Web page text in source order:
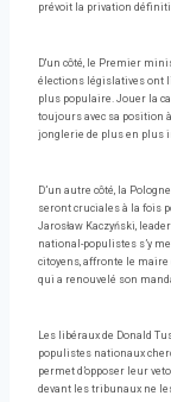
prévoit la privation
D'un côté, le Premier
élections législatives ont
plus populaire. Jouer la
toujours avec sa position
jonglerie de plus en plus
D’un autre côté, la
seront cruciales à la fois
Jarosław Kaczyński,
national-populistes s’y
citoyens, affronte le maire
qui a renouvelé son
Les libéraux de Donald
populistes nationaux
permet d’opposer leur
devant les tribunaux ne